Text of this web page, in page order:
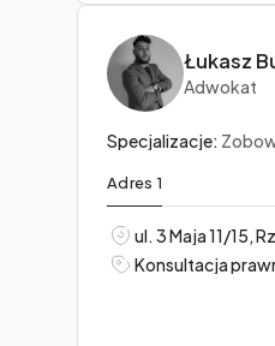
Łukasz
Adwokat
Specjalizacje:
Adres 1
ul. 3 Maja 11/15,
Konsultacja